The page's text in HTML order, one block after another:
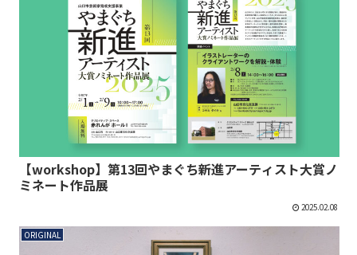
【workshop】第13回やまぐち新進アーティスト大賞ノ
ミネート作品展
2025.02.08
ORIGINAL